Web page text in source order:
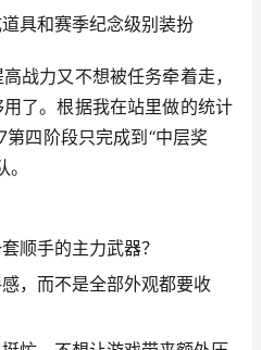
具和赛季纪念级别装扮
战力又不想被任务牵着走，
了。根据我在站里做的统计
四阶段只完成到“中层奖
顺手的主力武器？
，而不是全部外观都要收